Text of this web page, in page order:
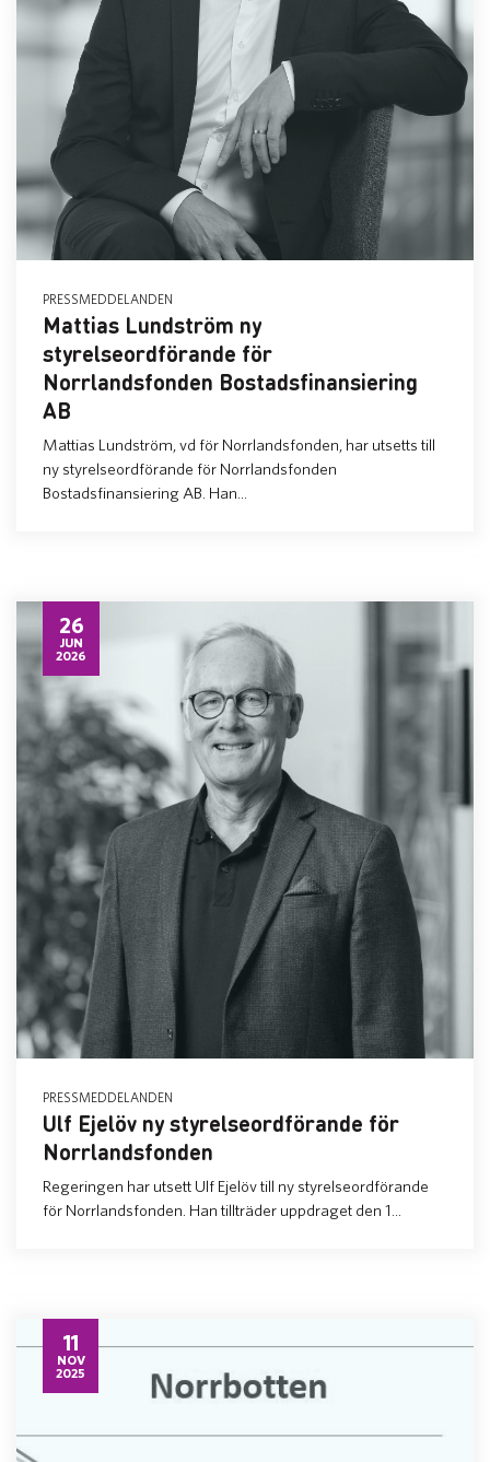
PRESSMEDDELANDEN
Mattias Lundström ny
styrelseordförande för
Norrlandsfonden Bostadsfinansiering
AB
Mattias Lundström, vd för Norrlandsfonden, har utsetts till
ny styrelseordförande för Norrlandsfonden
Bostadsfinansiering AB. Han...
26
JUN
2026
PRESSMEDDELANDEN
Ulf Ejelöv ny styrelseordförande för
Norrlandsfonden
Regeringen har utsett Ulf Ejelöv till ny styrelseordförande
för Norrlandsfonden. Han tillträder uppdraget den 1...
11
NOV
2025